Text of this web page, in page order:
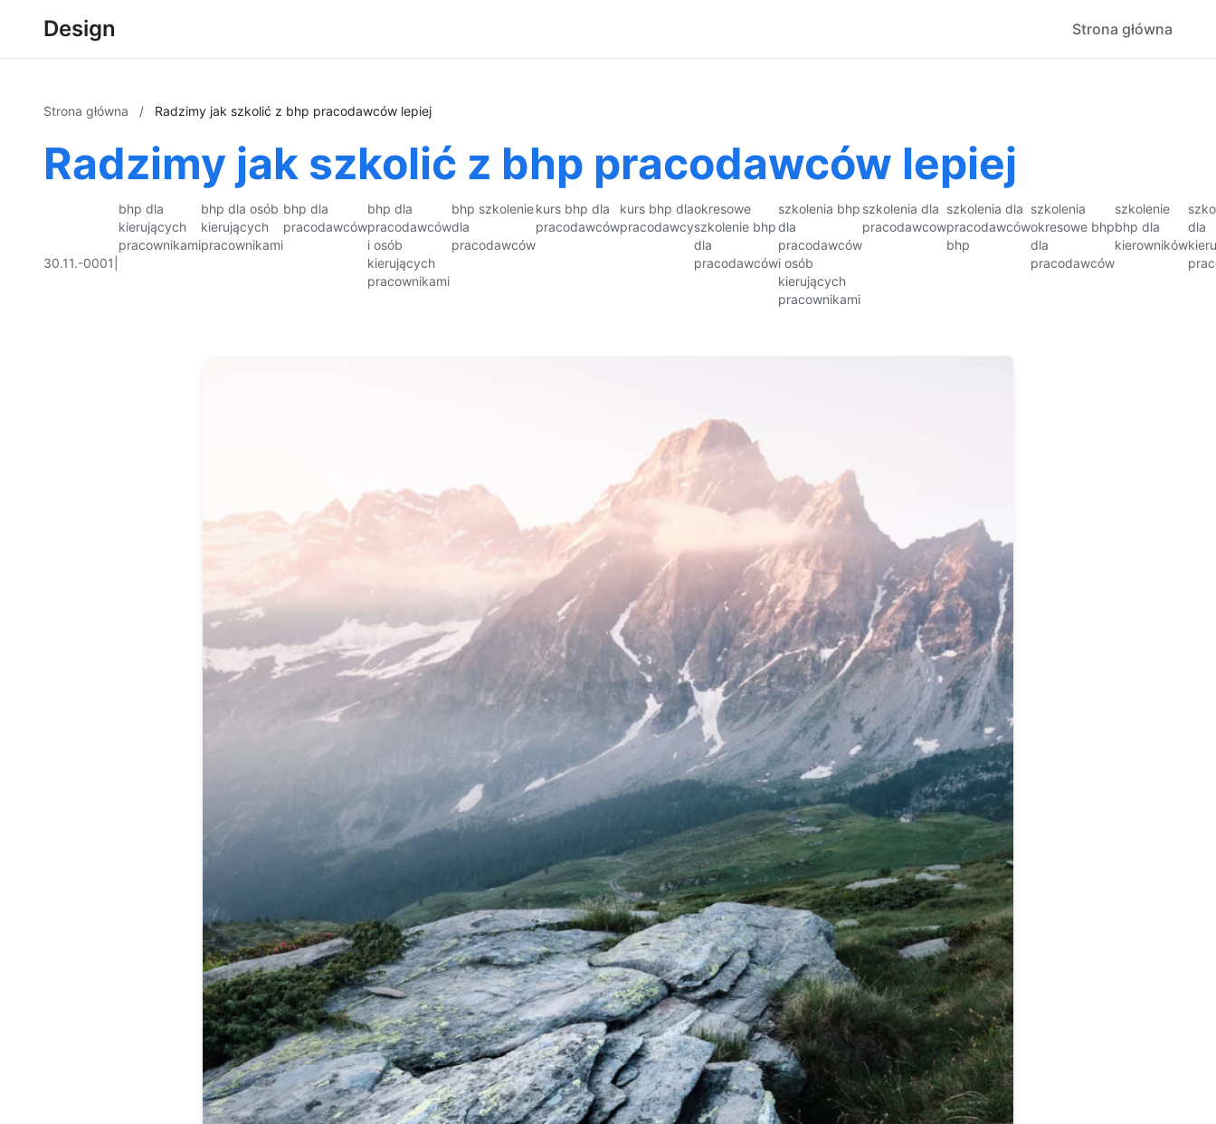
Design Strona główna
Strona główna / Radzimy jak szkolić z bhp pracodawców lepiej
Radzimy jak szkolić z bhp pracodawców lepiej
30.11.-0001
bhp dla
kierujących
pracownikami
bhp dla osób
kierujących
pracownikami
bhp dla
pracodawców
bhp dla
pracodawców
i osób
kierujących
pracownikami
bhp szkolenie
dla
pracodawców
kurs bhp dla
pracodawców
kurs bhp dla
pracodawcy
okresowe
szkolenie bhp
dla
pracodawców
szkolenia bhp
dla
pracodawców
i osób
kierujących
pracownikami
szkolenia dla
pracodawcow
szkolenia dla
pracodawców
bhp
szkolenia
okresowe bhp
dla
pracodawców
szkolenie
bhp dla
kierowników
dla